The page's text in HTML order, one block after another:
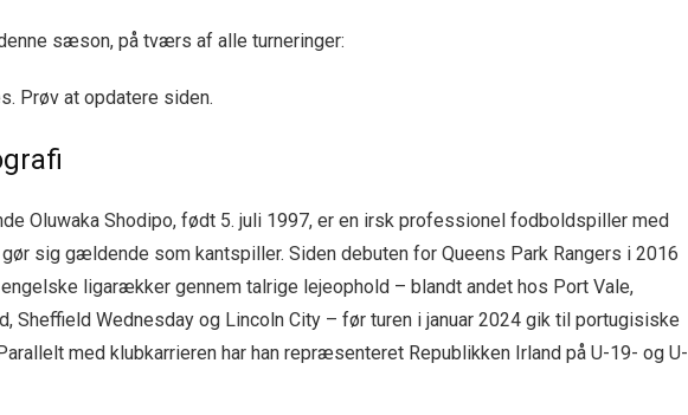
sæson, på tværs af alle turneringer:
Prøv at opdatere siden.
Oluwaka Shodipo, født 5. juli 1997, er en irsk professionel fodboldspiller med
sig gældende som kantspiller. Siden debuten for Queens Park Rangers i 2016
ligarækker gennem talrige lejeophold – blandt andet hos Port Vale,
Sheffield Wednesday og Lincoln City – før turen i januar 2024 gik til portugisiske
med klubkarrieren har han repræsenteret Republikken Irland på U-19- og U-